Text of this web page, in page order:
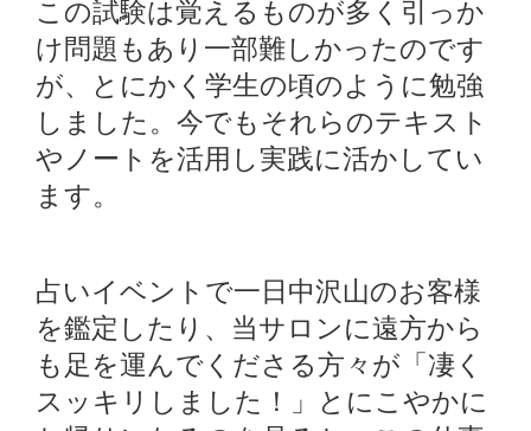
この試験は覚えるものが多く引っか
け問題もあり一部難しかったのです
が、とにかく学生の頃のように勉強
しました。今でもそれらのテキスト
やノートを活用し実践に活かしてい
ます。
占いイベントで一日中沢山のお客様
を鑑定したり、当サロンに遠方から
も足を運んでくださる方々が「凄く
スッキリしました！」とにこやかに